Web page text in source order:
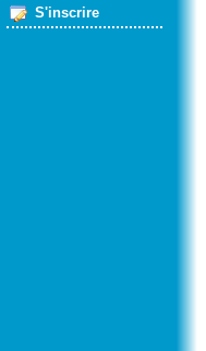
S'inscrire